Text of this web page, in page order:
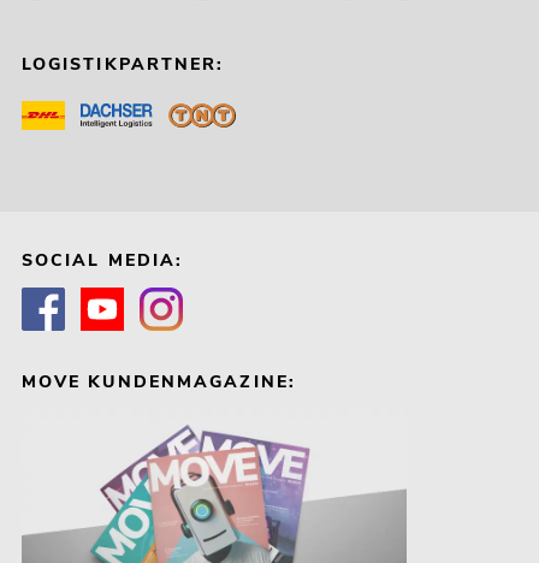
LOGISTIKPARTNER:
SOCIAL MEDIA:
MOVE KUNDENMAGAZINE: